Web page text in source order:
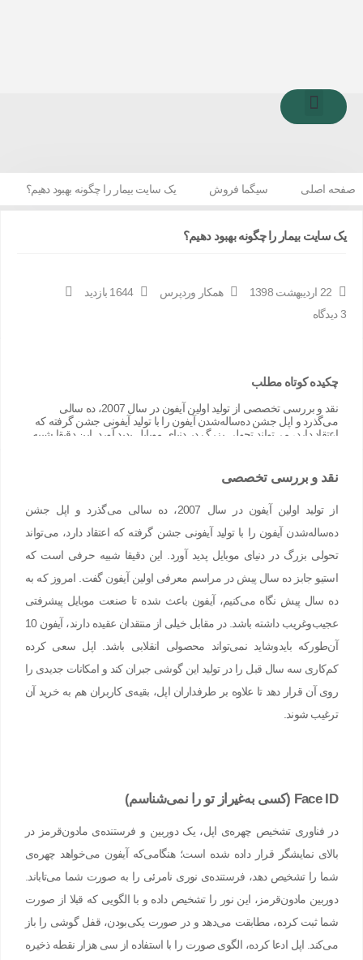
صفحه اصلی سیگما فروش یک سایت بیمار را چگونه بهبود دهیم؟
یک سایت بیمار را چگونه بهبود دهیم؟
22 اردیبهشت 1398 همکار وردپرس
1644 بازدید
3 دیدگاه
چکیده کوتاه مطلب
نقد و بررسی تخصصی از تولید اولین آیفون در سال 2007، ده سالی
می‌گذرد و اپل جشن ده‌ساله‌شدن آیفون را با تولید آیفونی جشن گرفته که
اعتقاد دارد، می‌تواند تحولی بزرگ در دنیای موبایل پدید آورد. این دقیقا شبیه
نقد و بررسی تخصصی
از تولید اولین آیفون در سال 2007، ده سالی می‌گذرد و اپل جشن
ده‌ساله‌شدن آیفون را با تولید آیفونی جشن گرفته که اعتقاد دارد، می‌تواند
تحولی بزرگ در دنیای موبایل پدید آورد. این دقیقا شبیه حرفی است که
استیو جابز ده سال پیش در مراسم معرفی اولین آیفون گفت. امروز که به
ده سال پیش نگاه می‌کنیم، آیفون باعث شده تا صنعت موبایل پیشرفتی
عجیب‌و‌غریب داشته باشد. در مقابل خیلی از منتقدان عقیده دارند، آیفون 10
آن‌طورکه بایدوشاید نمی‌تواند محصولی انقلابی باشد. اپل سعی کرده
کم‌کاری سه سال قبل را در تولید این گوشی جبران کند و امکانات جدیدی را
روی آن قرار دهد تا علاوه بر طرفداران اپل، بقیه‌ی کاربران هم به خرید آن
ترغیب شوند.
Face ID (کسی به‌غیراز تو را نمی‌شناسم)
در فناوری تشخیص چهره‌ی اپل، یک دوربین و فرستنده‌ی مادون‌قرمز در
بالای نمایشگر قرار داده ‌شده‌ است؛ هنگامی‌که آیفون می‌خواهد چهره‌ی
شما را تشخیص دهد، فرستنده‌ی نوری نامرئی را به ‌صورت شما می‌تاباند.
دوربین مادون‌قرمز، این نور را تشخیص داده و با الگویی که قبلا از صورت
شما ثبت کرده، مطابقت می‌دهد و در صورت یکی‌بودن، قفل گوشی را باز
می‌کند. اپل ادعا کرده، الگوی صورت را با استفاده از سی هزار نقطه ذخیره